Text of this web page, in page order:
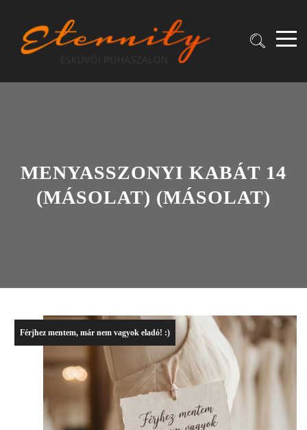
MENYASSZONYI KABÁT 14
(MÁSOLAT) (MÁSOLAT)
Férjhez mentem, már nem vagyok eladó! :)